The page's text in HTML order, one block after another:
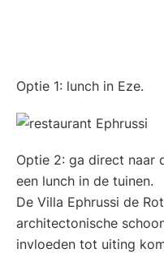
Optie 1: lunch in Eze.
Optie 2: ga direct naar
een lunch in de tuinen.
De Villa Ephrussi de
architectonische
invloeden tot uiting